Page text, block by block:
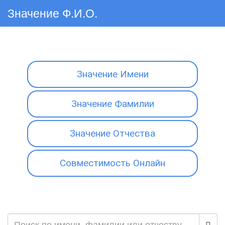
Значение Ф.И.О.
Значение Имени
Значение Фамилии
Значение Отчества
Совместимость Онлайн